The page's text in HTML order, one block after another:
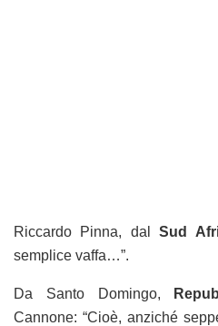
Riccardo Pinna, dalSud
semplice vaffa…”.
Da Santo Domingo,
Cannone: “Cioè, anziché